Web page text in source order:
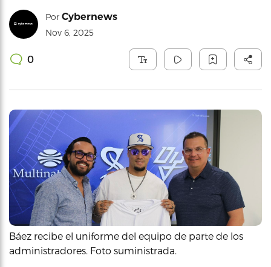
Por Cybernews
Nov 6, 2025
0
Báez recibe el uniforme del equipo de parte de los
administradores. Foto suministrada.